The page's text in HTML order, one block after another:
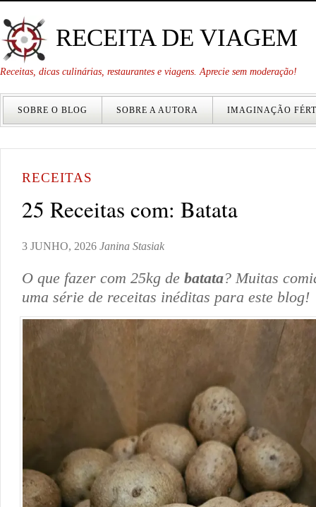
RECEITA DE VIAGEM
Receitas, dicas culinárias, restaurantes e viagens. Aprecie sem moderação!
SOBRE O BLOG SOBRE A AUTORA IMAGINAÇÃO
RECEITAS
25 Receitas com: Batata
3 JUNHO, 2026 Janina Stasiak
O que fazer com 25kg de batata? Muitas
uma série de receitas inéditas para este blog!